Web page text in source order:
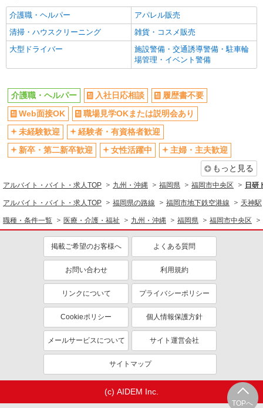
介護職・ヘルパー
アパレル販売
清掃・ハウスクリーニング
雑貨・コスメ販売
大型ドライバー
施設警備・交通誘導警備・駐車輪
場管理・イベント警備
TOPへ
介護職・ヘルパー 入社日応相談
履歴書不要
Web面接OK
職場見学OKまたは説明会あり
未経験歓迎
経験者・有資格者歓迎
新卒・第二新卒歓迎
女性活躍中
主婦・主夫歓迎
もっと見る
アルバイト・バイト・求人TOP 九州・沖縄 福岡県 福岡市中央区 日研
アルバイト・バイト・求人TOP 福岡県の路線 福岡市地下鉄空港線 天神駅
職種・条件一覧 医療・介護・福祉 九州・沖縄 福岡県 福岡市中央区
掲載ご希望のお客様へ よくある質問
お問い合わせ 利用規約
リンクについて プライバシーポリシー
Cookieポリシー 個人情報保護方針
メールサービスについて サイト運営会社
サイトマップ
(c) AIDEM Inc.